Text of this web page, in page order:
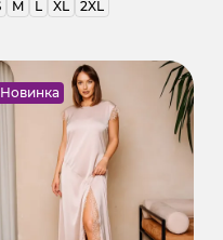
M L XL 2XL
Новинка